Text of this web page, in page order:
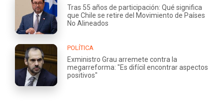
Tras 55 años de participación: Qué significa
que Chile se retire del Movimiento de Países
No Alineados
POLÍTICA
Exministro Grau arremete contra la
megarreforma: "Es difícil encontrar aspectos
positivos"